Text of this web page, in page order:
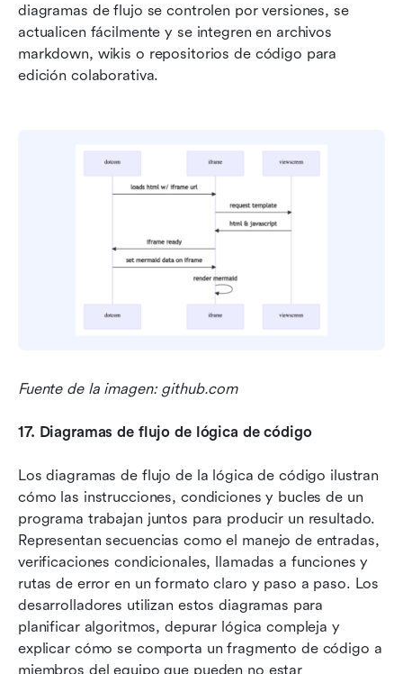
diagramas de flujo se controlen por versiones, se
actualicen fácilmente y se integren en archivos
markdown, wikis o repositorios de código para
edición colaborativa.
Fuente de la imagen: github.com
17. Diagramas de flujo de lógica de código
Los diagramas de flujo de la lógica de código ilustran
cómo las instrucciones, condiciones y bucles de un
programa trabajan juntos para producir un resultado.
Representan secuencias como el manejo de entradas,
verificaciones condicionales, llamadas a funciones y
rutas de error en un formato claro y paso a paso. Los
desarrolladores utilizan estos diagramas para
planificar algoritmos, depurar lógica compleja y
explicar cómo se comporta un fragmento de código a
miembros del equipo que pueden no estar